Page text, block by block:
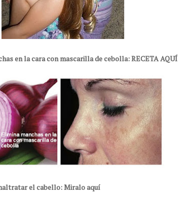
en la cara con mascarilla de cebolla: RECETA AQUÍ
el cabello: Miralo aquí